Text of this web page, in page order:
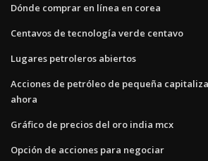
Dónde comprar en línea en corea
Centavos de tecnología verde centavo
Lugares petroleros abiertos
Acciones de petróleo de pequeña
ahora
Gráfico de precios del oro india mcx
Opción de acciones para negociar